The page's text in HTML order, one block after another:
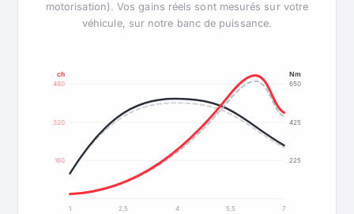
motorisation). Vos gains réels sont mesurés sur votre
véhicule, sur notre banc de puissance.
160
320
480
225
425
650
ch Nm
1 2,5 4 5,5
7